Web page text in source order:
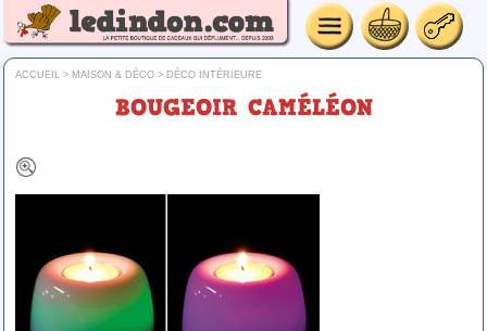
ACCUEIL > MAISON & DÉCO > DÉCO INTÉRIEURE
BOUGEOIR CAMÉLÉON